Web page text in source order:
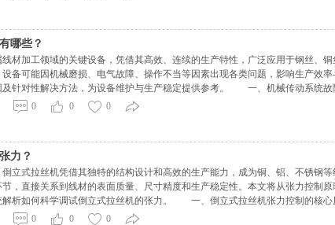
哪些？
加工领域的关键设备，凭借其高效、连续的生产特性，广泛应用于钢丝、铜
备可能因机械磨损、电气故障、操作不当等因素出现各类问题，影响生产效
及针对性解决方法，为设备维护与生产稳定提供参考。 一、机械传动
足或安装精度偏差;传动齿轮啮合不良、键槽松动;皮带松弛或磨损不均。 解决
0 0 0
力？
式拉丝机凭借其独特的结构设计和高效的生产能力，成为铜、铝、不锈钢等
，直接关系到线材的表面质量、尺寸精度和生产稳定性。本文将从张力控制
解析如何科学调试倒立式拉丝机的张力。 一、倒立式拉丝机张力控制的
线装置及张力检测反馈机构构成。其工作原理基于动态平衡理论：线材在重力
0 0 0